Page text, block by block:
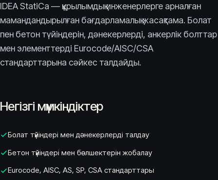
IDEA StatiCa — құрылымдық инженерлерге арналған
мамандандырылған бағдарламалық жасақтама. Болат
пен бетон түйіндерін, дәнекерлерді, анкерлік болттар
мен элементтерді Eurocode/AISC/CSA
стандарттарына сәйкес талдайды.
Негізгі мүмкіндіктер
Болат түйіндері мен дәнекерлерді талдау
Бетон түйіндері мен бөлшектерін жобалау
Eurocode, AISC, AS, SP, CSA стандарттары